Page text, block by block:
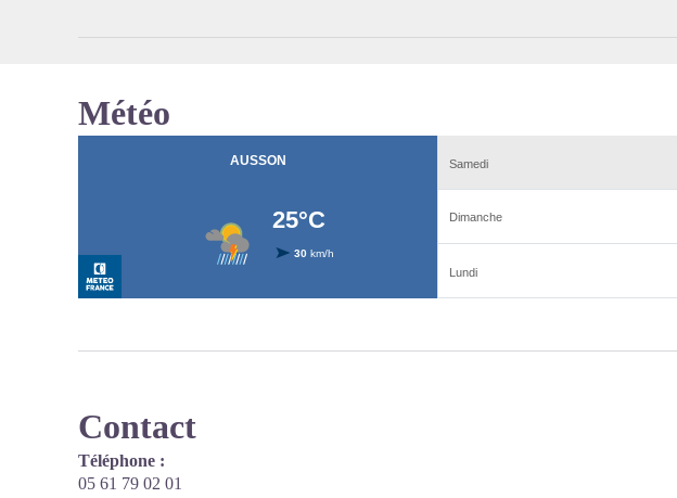
Météo
Contact
Téléphone :
05 61 79 02 01